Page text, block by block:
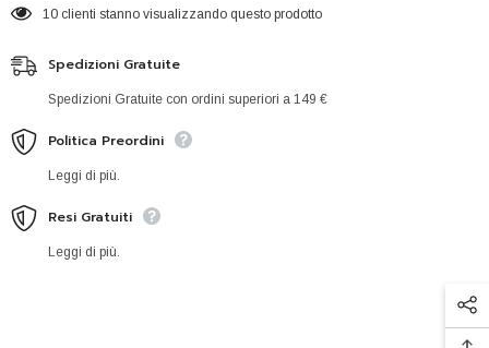
10 clienti stanno visualizzando questo prodotto
Spedizioni Gratuite
Spedizioni Gratuite con ordini superiori a 149 €
Politica Preordini
Leggi di più.
Resi Gratuiti
Leggi di più.